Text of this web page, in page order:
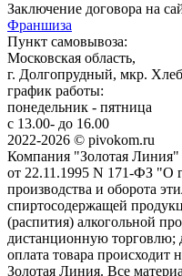
Заключение договора на
Франшиза
Пункт самовывоза:
Московская область,
г. Долгопрудный, мкр.
график работы:
понедельник - пятница
с 13.00- до 16.00
2022-2026 © pivokom.ru
Компания "Золотая Линия"
от 22.11.1995 N 171-ФЗ "О
производства и оборота
спиртосодержащей
(распития) алкогольной
дистанционную торговлю;
оплата товара происходит
Золотая Линия. Все